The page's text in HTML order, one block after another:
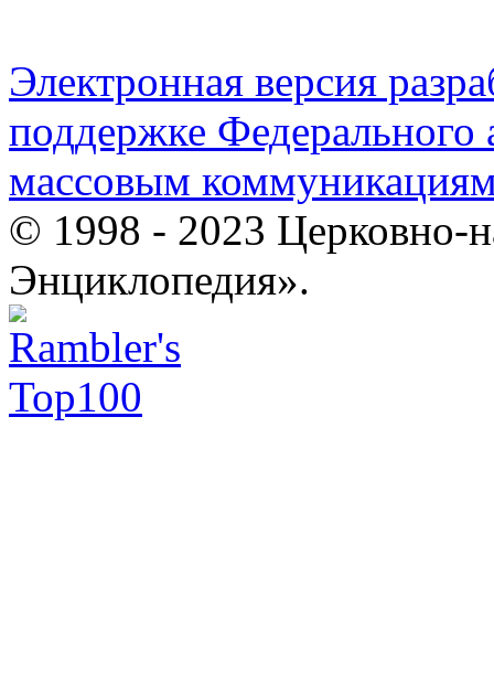
Электронная версия
поддержке Федерального
массовым
© 1998 - 2023 Церковно-
Энциклопедия».